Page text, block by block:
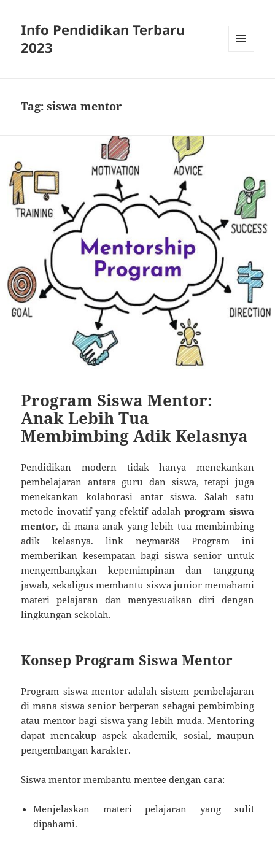
Info Pendidikan Terbaru
2023
Tag:siswa mentor
Program Siswa Mentor:
Anak Lebih Tua
Membimbing Adik Kelasnya
Pendidikan modern tidak hanya menekankan
pembelajaran antara guru dan siswa, tetapi juga
menekankan kolaborasi antar siswa. Salah satu
metode inovatif yang efektif adalahprogram siswa
mentor, di mana anak yang lebih tua membimbing
adik kelasnya.link neymar88Program ini
memberikan kesempatan bagi siswa senior untuk
mengembangkan kepemimpinan dan tanggung
jawab, sekaligus membantu siswa junior memahami
materi pelajaran dan menyesuaikan diri dengan
lingkungan sekolah.
Konsep Program Siswa Mentor
Program siswa mentor adalah sistem pembelajaran
di mana siswa senior berperan sebagai pembimbing
atau mentor bagi siswa yang lebih muda. Mentoring
dapat mencakup aspek akademik, sosial, maupun
pengembangan karakter.
Siswa mentor membantu mentee dengan cara:
Menjelaskan materi pelajaran yang sulit
dipahami.